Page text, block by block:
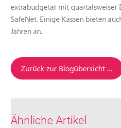
extrabudgetär mit quartalsweiser
SafeNet. Einige Kassen bieten
Jahren an.
Zurück zur Blogübersicht …
Ähnliche Artikel